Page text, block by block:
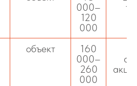
000–
120
000
объект
160
000–
260
000